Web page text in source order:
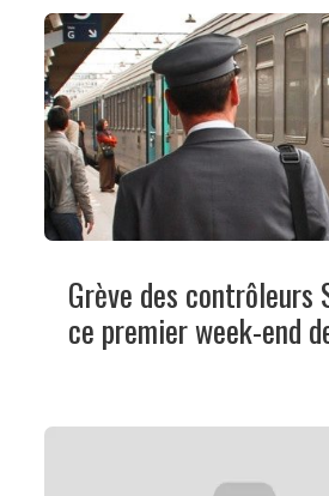
Grève des contrôleurs
ce premier week-end